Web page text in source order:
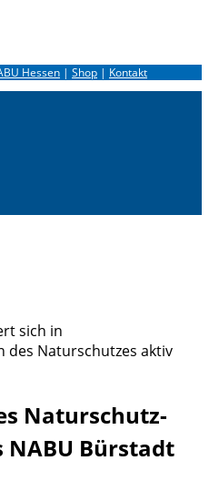
Hessen | Shop | Kontakt
sich in
des Naturschutzes aktiv
Naturschutz-
NABU Bürstadt